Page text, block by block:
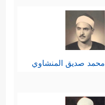
محمد صديق المنشاوي